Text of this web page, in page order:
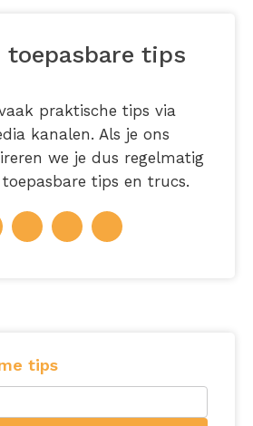
toepasbare tips
praktische tips via
kanalen. Als je ons
we je dus regelmatig
tips en trucs.
tips